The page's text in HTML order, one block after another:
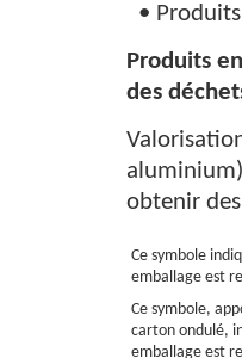
•
Produits
des
obtenir
Ce symbole
emballage est
Ce symbole,
carton ondulé,
emballage est